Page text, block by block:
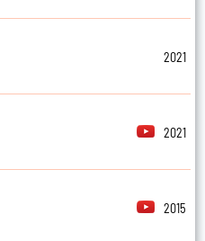
2021
2021
2015